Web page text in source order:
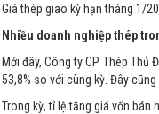
Giá thép giao kỳ hạn tháng 1/
Nhiều doanh nghiệp thép
Mới đây, Công ty CP Thép
53,8% so với cùng kỳ. Đây
Trong kỳ, tỉ lệ tăng giá vốn bán